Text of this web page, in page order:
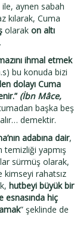
aynen sabah
kılarak, Cuma
olarak on altı
ihmal etmek
bu konuda bizi
dolayı Cuma
(İbn Mâce,
başka beş
demektir.
adabına dair,
temizliği yapmış
sürmüş olarak,
rahatsız
hutbeyi büyük bir
esnasında hiç
” şeklinde de